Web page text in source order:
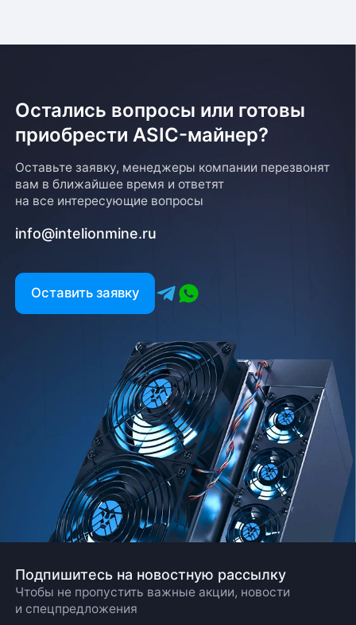
Для того, чтобы оформить возврат товара, клиенту
необходимо связаться с менеджером, который
в соответствии с регламентом Компании после
Есть вопрос?
Заполните форму и мы свяжемся с вами в
Заказать звонок
Остались вопросы или готовы
приобрести ASIC-майнер?
Оставьте заявку, менеджеры компании перезвонят
вам в ближайшее время и ответят
на все интересующие вопросы
info@intelionmine.ru
Оставить заявку
Подпишитесь на новостную рассылку
Чтобы не пропустить важные акции, новости
и спецпредложения